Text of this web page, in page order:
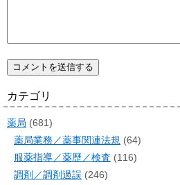
カテゴリ
薬局 (681)
薬局業務／薬事関連法規 (64)
服薬指導／薬歴／検査 (116)
調剤／調剤過誤 (246)